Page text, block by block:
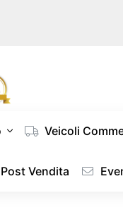
Veicoli
Vendita